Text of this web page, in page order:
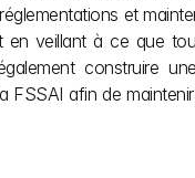
et
en veillant à ce que
construire
FSSAI afin de